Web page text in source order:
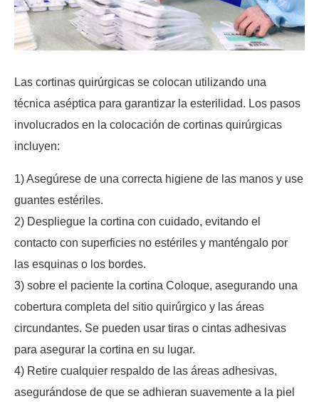
Las cortinas quirúrgicas se colocan utilizando una
técnica aséptica para garantizar la esterilidad. Los pasos
involucrados en la colocación de cortinas quirúrgicas
incluyen:
1) Asegúrese de una correcta higiene de las manos y use
guantes estériles.
2) Despliegue la cortina con cuidado, evitando el
contacto con superficies no estériles y manténgalo por
las esquinas o los bordes.
3) sobre el paciente la cortina Coloque, asegurando una
cobertura completa del sitio quirúrgico y las áreas
circundantes. Se pueden usar tiras o cintas adhesivas
para asegurar la cortina en su lugar.
4) Retire cualquier respaldo de las áreas adhesivas,
asegurándose de que se adhieran suavemente a la piel